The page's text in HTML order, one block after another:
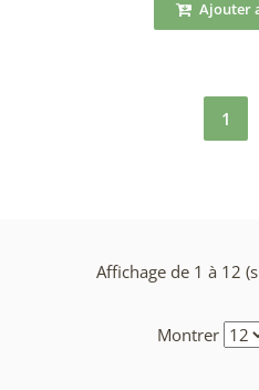
Ajouter
1
Affichage de 1 à 12
Montrer